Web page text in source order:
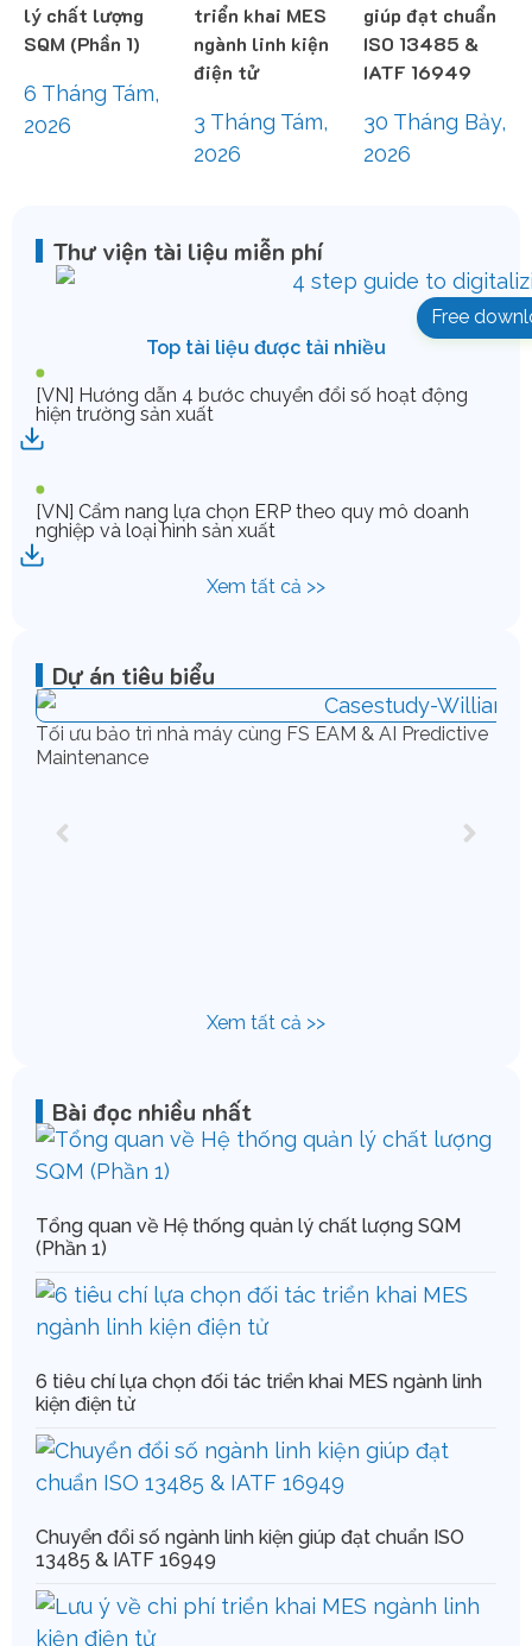
lý chất lượng
SQM (Phần 1)
6 Tháng Tám,
2026
triển khai MES
ngành linh kiện
điện tử
3 Tháng Tám,
2026
giúp đạt chuẩn
ISO 13485 &
IATF 16949
30 Tháng Bảy,
2026
Thư viện tài liệu miễn phí
Free
Top tài liệu được tải nhiều
[VN] Hướng dẫn 4 bước chuyển đổi số hoạt động
hiện trường sản xuất
[VN] Cẩm nang lựa chọn ERP theo quy mô doanh
nghiệp và loại hình sản xuất
Xem tất cả >>
Dự án tiêu biểu
Tối ưu bảo trì nhà máy cùng FS EAM & AI Predictive
Maintenance
Xem tất cả >>
Bài đọc nhiều nhất
Tổng quan về Hệ thống quản lý chất lượng SQM
(Phần 1)
6 tiêu chí lựa chọn đối tác triển khai MES ngành linh
kiện điện tử
Chuyển đổi số ngành linh kiện giúp đạt chuẩn ISO
13485 & IATF 16949